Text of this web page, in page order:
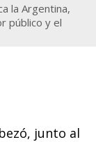
la Argentina,
público y el
junto al